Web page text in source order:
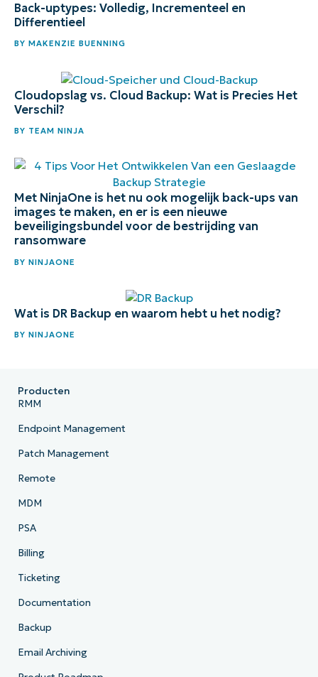
Back-uptypes: Volledig, Incrementeel en
Differentieel
BY MAKENZIE BUENNING
Cloudopslag vs. Cloud Backup: Wat is Precies Het
Verschil?
BY TEAM NINJA
Met NinjaOne is het nu ook mogelijk back-ups van
images te maken, en er is een nieuwe
beveiligingsbundel voor de bestrijding van
ransomware
BY NINJAONE
Wat is DR Backup en waarom hebt u het nodig?
BY NINJAONE
Producten
RMM
Endpoint Management
Patch Management
Remote
MDM
PSA
Billing
Ticketing
Documentation
Backup
Email Archiving